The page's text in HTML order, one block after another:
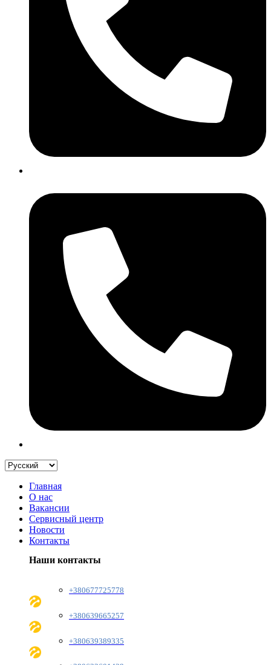
Главная
О нас
Вакансии
Сервисный центр
Новости
Контакты
Наши контакты
+380677725778
+380639665257
+380639389335